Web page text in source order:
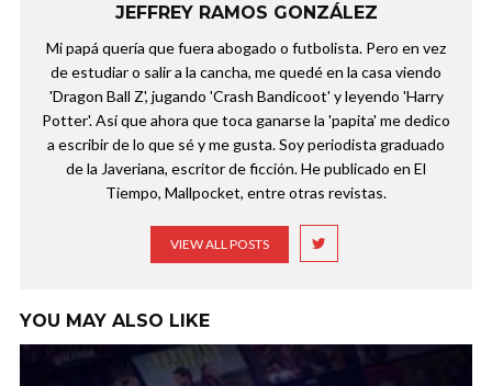
JEFFREY RAMOS GONZÁLEZ
Mi papá quería que fuera abogado o futbolista. Pero en vez
de estudiar o salir a la cancha, me quedé en la casa viendo
'Dragon Ball Z', jugando 'Crash Bandicoot' y leyendo 'Harry
Potter'. Así que ahora que toca ganarse la 'papita' me dedico
a escribir de lo que sé y me gusta. Soy periodista graduado
de la Javeriana, escritor de ficción. He publicado en El
Tiempo, Mallpocket, entre otras revistas.
VIEW ALL POSTS
YOU MAY ALSO LIKE